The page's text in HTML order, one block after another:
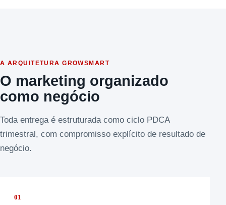
A ARQUITETURA GROWSMART
O marketing organizado
como negócio
Toda entrega é estruturada como ciclo PDCA
trimestral, com compromisso explícito de resultado de
negócio.
01